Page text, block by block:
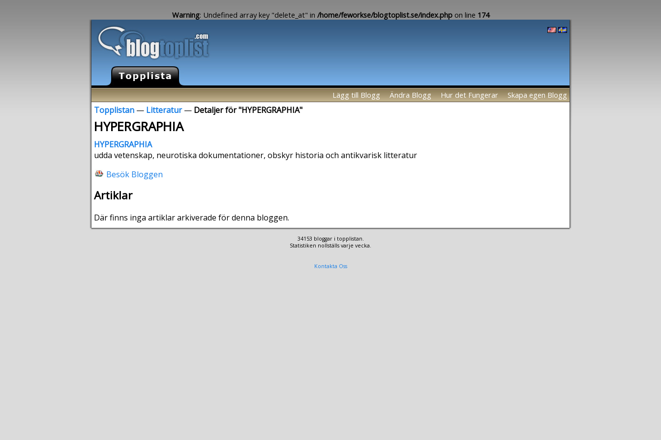
Warning: Undefined array key "delete_at" in /home/feworkse/blogtoplist.se/index.phpon line 174
Lägg till Blogg Ändra Blogg Hur det Fungerar Skapa egen Blogg
Topplistan — Litteratur— Detaljer för "HYPERGRAPHIA"
HYPERGRAPHIA
HYPERGRAPHIA
udda vetenskap, neurotiska dokumentationer, obskyr historia och antikvarisk litteratur
Besök Bloggen
Artiklar
Där finns inga artiklar arkiverade för denna bloggen.
34153 bloggar i topplistan.
Statistiken nollställs varje vecka.
Kontakta Oss